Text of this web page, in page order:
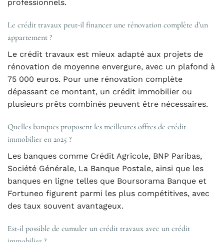
professionnels.
Le crédit travaux peut-il financer une rénovation complète d’un
appartement ?
Le crédit travaux est mieux adapté aux projets de
rénovation de moyenne envergure, avec un plafond à
75 000 euros. Pour une rénovation complète
dépassant ce montant, un crédit immobilier ou
plusieurs prêts combinés peuvent être nécessaires.
Quelles banques proposent les meilleures offres de crédit
immobilier en 2025 ?
Les banques comme Crédit Agricole, BNP Paribas,
Société Générale, La Banque Postale, ainsi que les
banques en ligne telles que Boursorama Banque et
Fortuneo figurent parmi les plus compétitives, avec
des taux souvent avantageux.
Est-il possible de cumuler un crédit travaux avec un crédit